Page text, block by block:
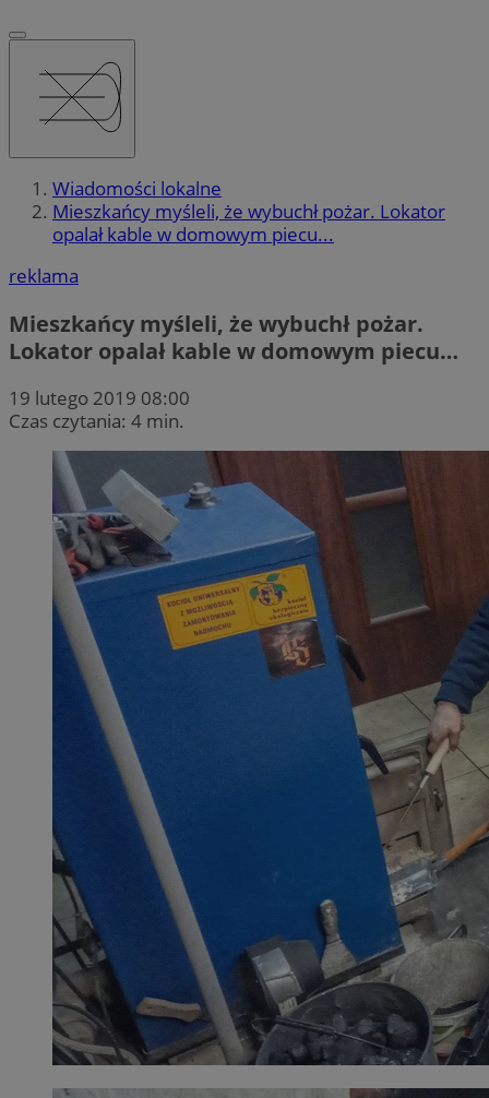
Wiadomości lokalne
Mieszkańcy myśleli, że wybuchł pożar. Lokator
opalał kable w domowym piecu...
reklama
Mieszkańcy myśleli, że wybuchł pożar.
Lokator opalał kable w domowym piecu…
19 lutego 2019 08:00
Czas czytania: 4 min.